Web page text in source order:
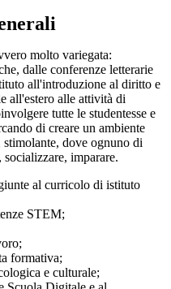
molto variegata:
dalle conferenze letterarie
all'introduzione al diritto e
all'estero alle attività di
tutte le studentesse e
di creare un ambiente
dove ognuno di
imparare.
al curricolo di istituto
STEM;
formativa;
e culturale;